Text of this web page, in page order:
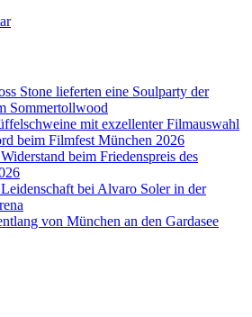
Stone lieferten eine Soulparty der
Sommertollwood
mit exzellenter Filmauswahl
beim Filmfest München 2026
beim Friedenspreis des
bei Alvaro Soler in der
von München an den Gardasee